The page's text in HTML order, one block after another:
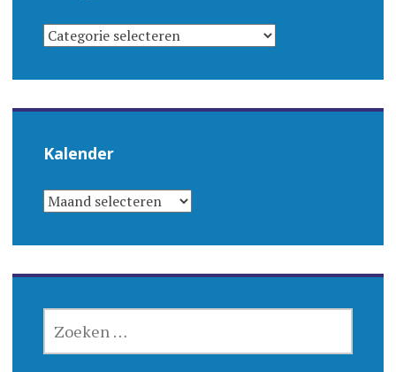
CATEGORIEËN
Kalender
KALENDER
NAAR: